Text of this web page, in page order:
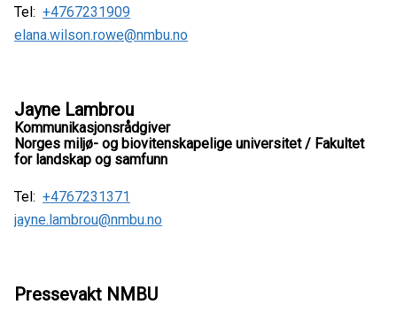
Tel: +4767231909
elana.wilson.rowe@nmbu.no
Jayne Lambrou
Kommunikasjonsrådgiver
Norges miljø- og biovitenskapelige universitet / Fakultet
for landskap og samfunn
Tel: +4767231371
jayne.lambrou@nmbu.no
Pressevakt NMBU